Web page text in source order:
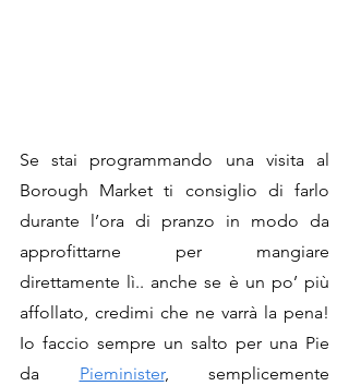
Se stai programmando una visita al
Borough Market ti consiglio di farlo
durante l’ora di pranzo in modo da
approfittarne per mangiare
direttamente lì.. anche se è un po’ più
affollato, credimi che ne varrà la pena!
Io faccio sempre un salto per una Pie
da Pieminister, semplicemente